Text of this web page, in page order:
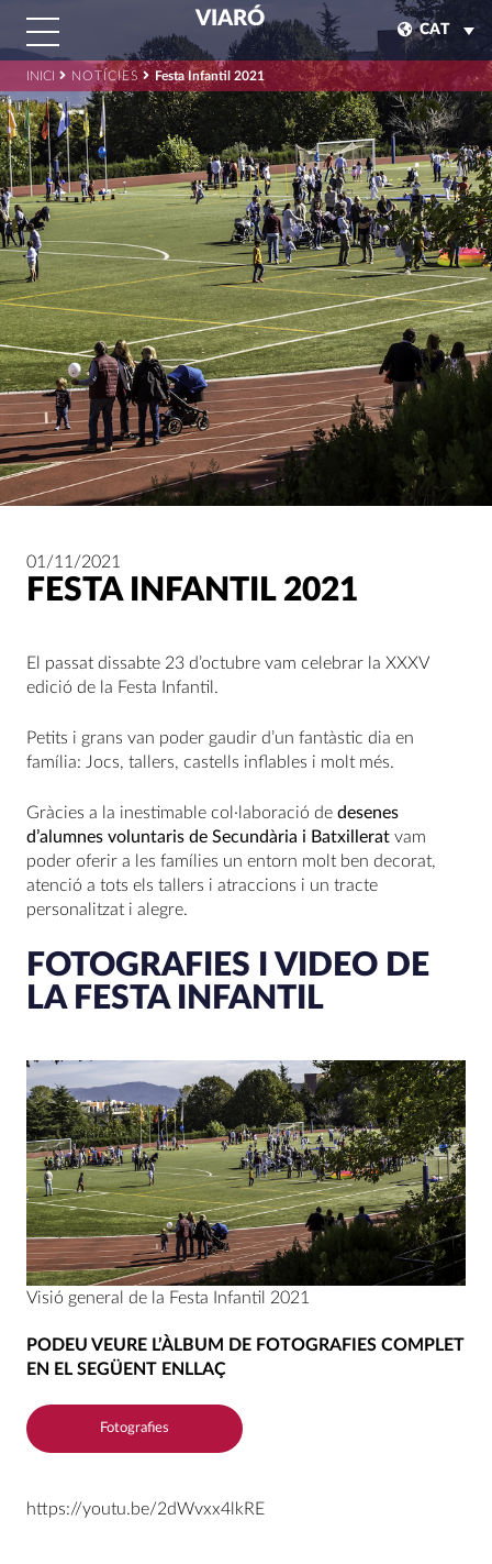
VIARÓ
CAT
INICI NOTÍCIES Festa Infantil 2021
01/11/2021
FESTA INFANTIL 2021
El passat dissabte 23 d’octubre vam celebrar la XXXV
edició de la Festa Infantil.
Petits i grans van poder gaudir d’un fantàstic dia en
família: Jocs, tallers, castells inflables i molt més.
Gràcies a la inestimable col·laboració de desenes
d’alumnes voluntaris de Secundària i Batxillerat vam
poder oferir a les famílies un entorn molt ben decorat,
atenció a tots els tallers i atraccions i un tracte
personalitzat i alegre.
FOTOGRAFIES I VIDEO DE
LA FESTA INFANTIL
Visió general de la Festa Infantil 2021
PODEU VEURE L’ÀLBUM DE FOTOGRAFIES COMPLET
EN EL SEGÜENT ENLLAÇ
Fotografies
https://youtu.be/2dWvxx4lkRE